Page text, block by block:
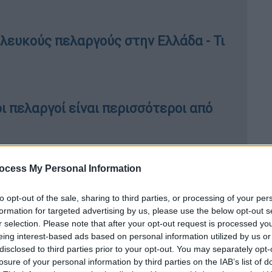
My Personal Information
opt-out of the sale, sharing to third parties, or processing of your
for targeted advertising by us, please use the below opt-out
selection. Please note that after your opt-out request is processed
interest-based ads based on personal information utilized by us
to third parties prior to your opt-out. You may separately
of your personal information by third parties on the IAB’s list of
πελαργούς στην Ελλάδα - Τι
είναι περισσότεροι από
Άμεσα ενεργοί πολίτες του χωριού
Προστασίας και Περίθαλψης
και την περίθαλψη του.